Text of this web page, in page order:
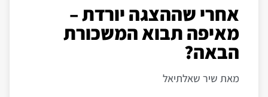
אחרי שההצגה יורדת –
מאיפה תבוא המשכורת
הבאה?
מאת שיר שאלתיאל